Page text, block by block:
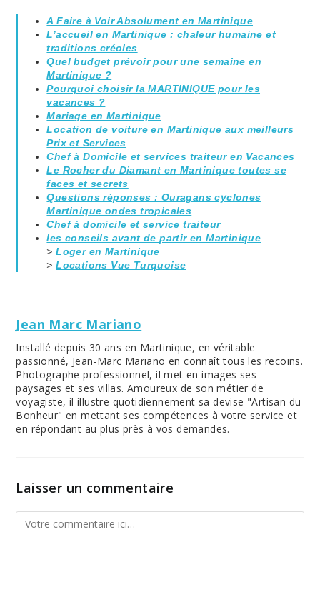
A Faire à Voir Absolument en Martinique
L’accueil en Martinique : chaleur humaine et
traditions créoles
Quel budget prévoir pour une semaine en
Martinique ?
Pourquoi choisir la MARTINIQUE pour les
vacances ?
Mariage en Martinique
Location de voiture en Martinique aux meilleurs
Prix et Services
Chef à Domicile et services traiteur en Vacances
Le Rocher du Diamant en Martinique toutes se
faces et secrets
Questions réponses : Ouragans cyclones
Martinique ondes tropicales
Chef à domicile et service traiteur
les conseils avant de partir en Martinique
>Loger en Martinique
>Locations Vue Turquoise
Jean Marc Mariano
Installé depuis 30 ans en Martinique, en véritable
passionné, Jean-Marc Mariano en connaît tous les recoins.
Photographe professionnel, il met en images ses
paysages et ses villas. Amoureux de son métier de
voyagiste, il illustre quotidiennement sa devise "Artisan du
Bonheur" en mettant ses compétences à votre service et
en répondant au plus près à vos demandes.
Laisser un commentaire
Comment